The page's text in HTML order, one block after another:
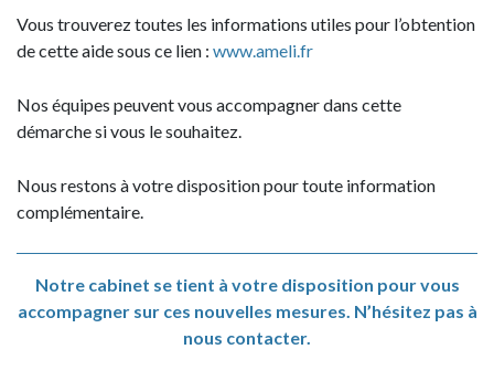
Vous trouverez toutes les informations utiles pour l’obtention
de cette aide sous ce lien : www.ameli.fr
Nos équipes peuvent vous accompagner dans cette
démarche si vous le souhaitez.
Nous restons à votre disposition pour toute information
complémentaire.
Notre cabinet se tient à votre disposition pour vous
accompagner sur ces nouvelles mesures. N’hésitez pas à
nous contacter.